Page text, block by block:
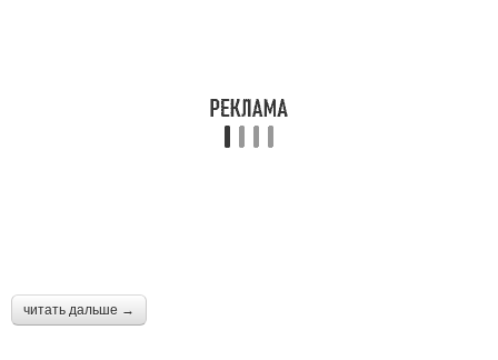
читать дальше →